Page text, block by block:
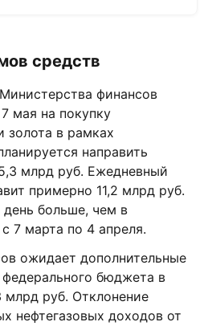
средств
финансов
мая на покупку
золота в рамках
направить
млрд руб. Ежедневный
примерно 11,2 млрд руб.
больше, чем в
7 марта по 4 апреля.
ожидает дополнительные
бюджета в
млрд руб. Отклонение
нефтегазовых доходов от